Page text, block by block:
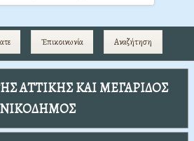
Ἐπικοινωνία Αναζήτηση
ΑΤΤΙΚΗΣ ΚΑΙ ΜΕΓΑΡΙΔΟΣ
ΝΙΚΟΔΗΜΟΣ